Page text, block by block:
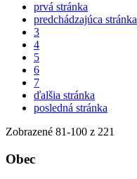
prvá stránka
predchádzajúca stránka
3
4
5
6
7
ďalšia stránka
posledná stránka
Zobrazené 81-100 z 221
Obec